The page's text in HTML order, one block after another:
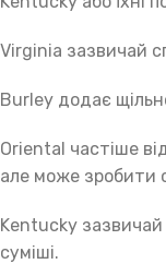
Virginia зазвичай
Burley додає
Oriental частіше
але може зробити
Kentucky зазвичай
суміші.